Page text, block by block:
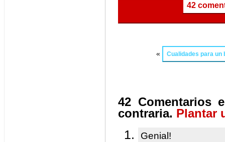
42
« Cualidades para un
42 Comentarios
contraria. Plantar
Genial!